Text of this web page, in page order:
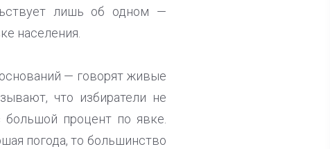
лишь об одном —
населения.
— говорят живые
что избиратели не
процент по явке.
погода, то большинство